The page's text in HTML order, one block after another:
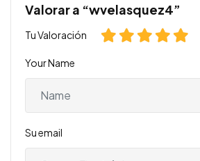
Valorar a “wvelasquez4”
Tu Valoración
Your Name
Su email